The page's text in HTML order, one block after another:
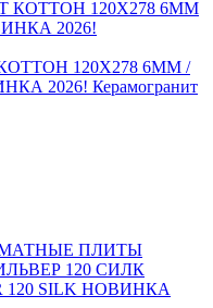
120X278 6ММ /
2026! Керамогранит